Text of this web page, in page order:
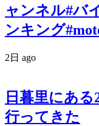
ャンネル#バ
ンキング
2日 ago
日暮里にあ
行ってきた